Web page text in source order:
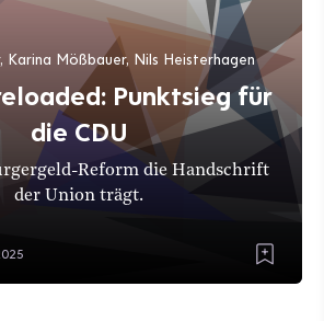
Karina Mößbauer, Nils Heisterhagen
Punktsieg für
die CDU
Reform die Handschrift
der Union trägt.